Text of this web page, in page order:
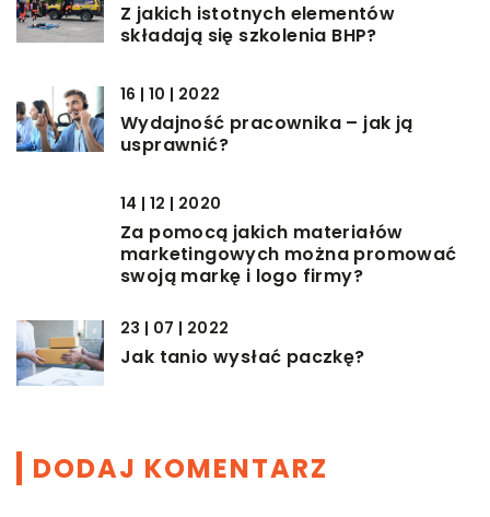
Z jakich istotnych elementów
składają się szkolenia BHP?
16 | 10 | 2022
Wydajność pracownika – jak ją
usprawnić?
14 | 12 | 2020
Za pomocą jakich materiałów
marketingowych można promować
swoją markę i logo firmy?
23 | 07 | 2022
Jak tanio wysłać paczkę?
DODAJ KOMENTARZ